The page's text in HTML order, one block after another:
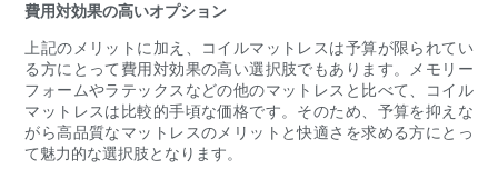
費用対効果の高いオプション
上記のメリットに加え、コイルマットレスは予算が限られてい
る方にとって費用対効果の高い選択肢でもあります。メモリー
フォームやラテックスなどの他のマットレスと比べて、コイル
マットレスは比較的手頃な価格です。そのため、予算を抑えな
がら高品質なマットレスのメリットと快適さを求める方にとっ
て魅力的な選択肢となります。